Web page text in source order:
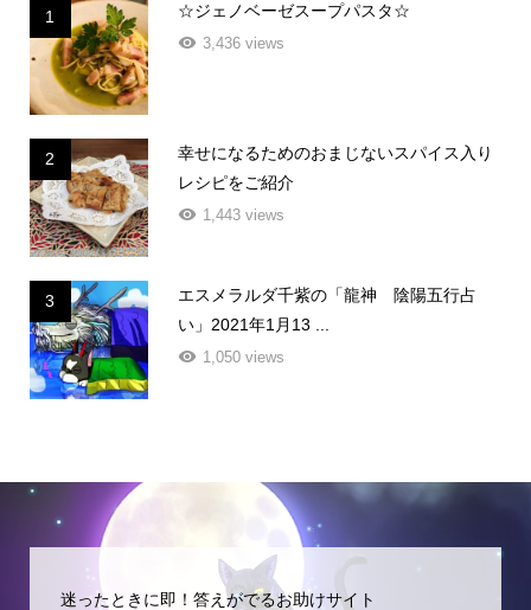
1 ☆ジェノベーゼスープパスタ☆
3,436 views
2
幸せになるためのおまじないスパイス入り
レシピをご紹介
1,443 views
3
エスメラルダ千紫の「龍神 陰陽五行占
い」2021年1月13 ...
1,050 views
迷ったときに即！答えがでるお助けサイト